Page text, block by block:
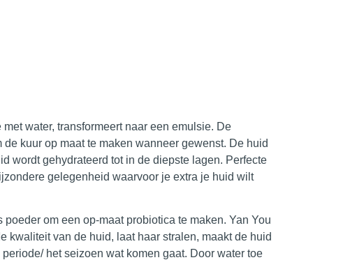
water, transformeert naar een emulsie. De
kuur op maat te maken wanneer gewenst. De huid
wordt gehydrateerd tot in de diepste lagen. Perfecte
gelegenheid waarvoor je extra je huid wilt
om een op-maat probiotica te maken. Yan You
kwaliteit van de huid, laat haar stralen, maakt de huid
het seizoen wat komen gaat. Door water toe